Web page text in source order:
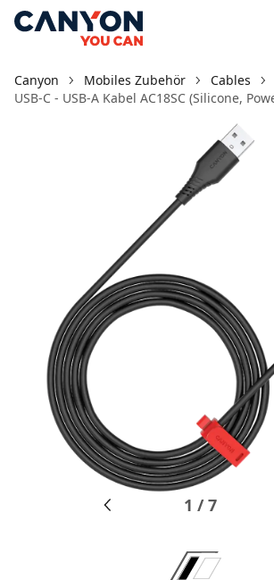
Canyon Mobiles Zubehör
Cables
1 /7